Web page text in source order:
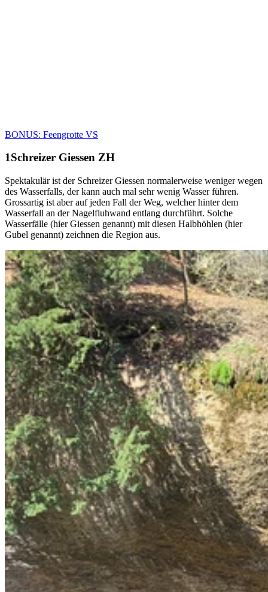
BONUS: Feengrotte VS
Schreizer Giessen ZH
Spektakulär ist der Schreizer Giessen normalerweise weniger wegen
des Wasserfalls, der kann auch mal sehr wenig Wasser führen.
Grossartig ist aber auf jeden Fall der Weg, welcher hinter dem
Wasserfall an der Nagelfluhwand entlang durchführt. Solche
Wasserfälle (hier Giessen genannt) mit diesen Halbhöhlen (hier
Gubel genannt) zeichnen die Region aus.